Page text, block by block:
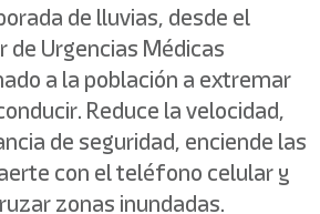
de lluvias, desde el
de Urgencias Médicas
a la población a extremar
Reduce la velocidad,
de seguridad, enciende las
con el teléfono celular y
zonas inundadas.